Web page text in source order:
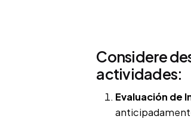
Considere
actividades:
Evaluación de